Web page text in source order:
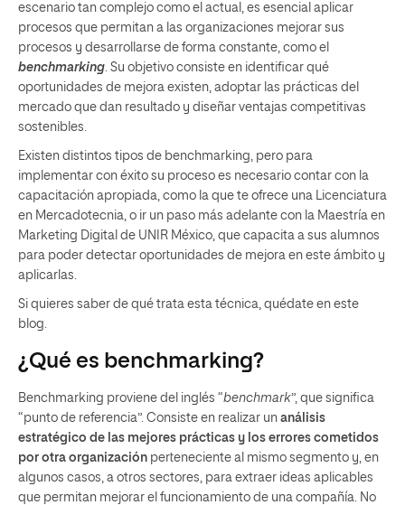
escenario tan complejo como el actual, es esencial aplicar
procesos que permitan a las organizaciones mejorar sus
procesos y desarrollarse de forma constante, como el
benchmarking Su objetivo consiste en identificar qué
oportunidades de mejora existen, adoptar las prácticas del
mercado que dan resultado y diseñar ventajas competitivas
sostenibles.
Existen distintos tipos de benchmarking, pero para
implementar con éxito su proceso es necesario contar con la
capacitación apropiada, como la que te ofrece una
Licenciatura
en Mercadotecnia o ir un paso más adelante con la Maestría en
Marketing Digital de UNIR México, que capacita a sus alumnos
para poder detectar oportunidades de mejora en este ámbito y
aplicarlas.
Si quieres saber de qué trata esta técnica, quédate en este
blog.
¿Qué es benchmarking?
Benchmarking proviene del inglés “benchmark”, que significa
“punto de referencia”. Consiste en realizar un análisis
estratégico de las mejores prácticas y los errores cometidos
por otra organización perteneciente al mismo segmento y, en
algunos casos, a otros sectores, para extraer ideas aplicables
que permitan mejorar el funcionamiento de una compañía. No